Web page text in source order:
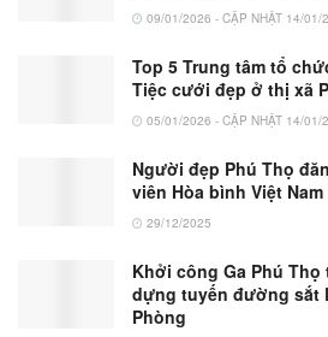
09/01/2026 - CẬP NHẬT 14/01/
Top 5 Trung tâm tổ
Tiệc cưới đẹp ở thị xã
05/01/2026 - CẬP NHẬT 14/01/
Người đẹp Phú Thọ
viên Hòa bình Việt Nam
29/12/2025
Khởi công Ga Phú
dựng tuyến đường sắt
Phòng